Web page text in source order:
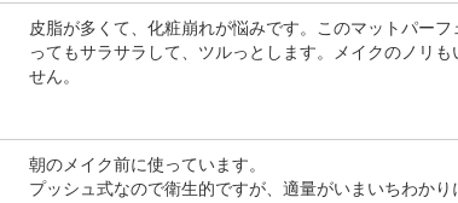
皮脂が多くて、化粧崩れが悩みです。このマットパー
ってもサラサラして、ツルっとします。メイクのノリ
せん。
朝のメイク前に使っています。
プッシュ式なので衛生的ですが、適量がいまいちわか